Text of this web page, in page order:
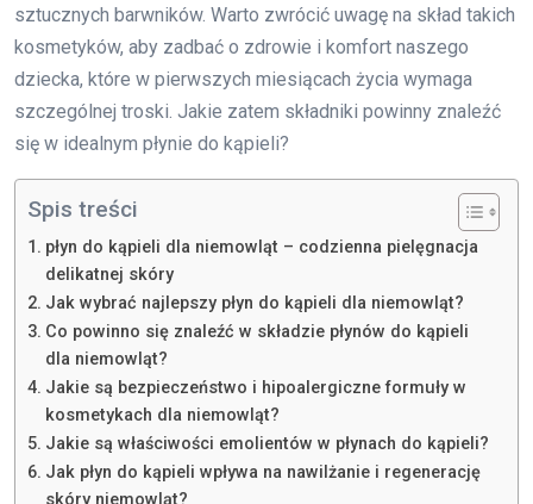
sztucznych barwników. Warto zwrócić uwagę na skład takich
kosmetyków, aby zadbać o zdrowie i komfort naszego
dziecka, które w pierwszych miesiącach życia wymaga
szczególnej troski. Jakie zatem składniki powinny znaleźć
się w idealnym płynie do kąpieli?
Spis treści
płyn do kąpieli dla niemowląt – codzienna pielęgnacja
delikatnej skóry
Jak wybrać najlepszy płyn do kąpieli dla niemowląt?
Co powinno się znaleźć w składzie płynów do kąpieli
dla niemowląt?
Jakie są bezpieczeństwo i hipoalergiczne formuły w
kosmetykach dla niemowląt?
Jakie są właściwości emolientów w płynach do kąpieli?
Jak płyn do kąpieli wpływa na nawilżanie i regenerację
skóry niemowląt?